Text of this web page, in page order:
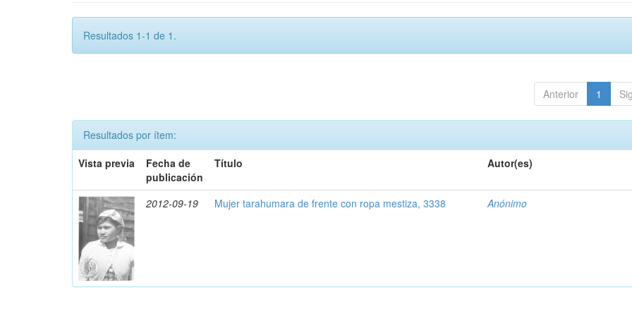
Resultados 1-1 de 1.
Anterior 1
Resultados por ítem:
Vista previa
Fecha de
publicación
Título Autor(es)
2012-09-19 Mujer tarahumara de frente con ropa mestiza, 3338 Anónimo